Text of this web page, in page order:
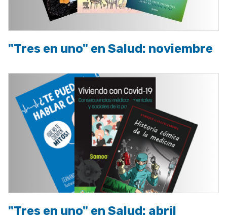
"Tres en uno" en Salud: noviembre
"Tres en uno" en Salud: abril